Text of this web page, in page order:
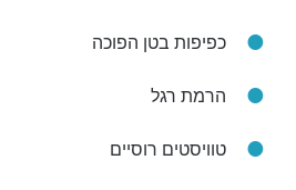
כפיפות בטן הפוכה
הרמת רגל
טוויסטים רוסיים